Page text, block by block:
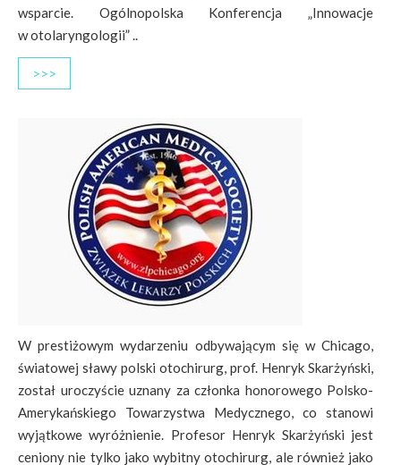
wsparcie. Ogólnopolska Konferencja „Innowacje
w otolaryngologii” ..
>>>
W prestiżowym wydarzeniu odbywającym się w Chicago,
światowej sławy polski otochirurg, prof. Henryk Skarżyński,
został uroczyście uznany za członka honorowego Polsko-
Amerykańskiego Towarzystwa Medycznego, co stanowi
wyjątkowe wyróżnienie. Profesor Henryk Skarżyński jest
ceniony nie tylko jako wybitny otochirurg, ale również jako